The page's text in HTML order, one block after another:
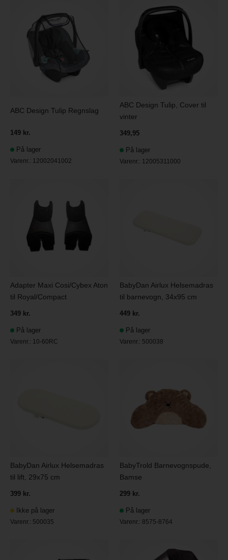
ABC Design Tulip Regnslag
149 kr.
På lager
Varenr.: 12002041002
ABC Design Tulip, Cover til
vinter
349,95
På lager
Varenr.: 12005311000
Adapter Maxi Cosi/Cybex Aton
til Royal/Compact
349 kr.
På lager
Varenr.: 10-60RC
BabyDan Airlux Helsemadras
til barnevogn, 34x95 cm
449 kr.
På lager
Varenr.: 500038
BabyDan Airlux Helsemadras
til lift, 29x75 cm
399 kr.
Ikke på lager
Varenr.: 500035
BabyTrold Barnevognspude,
Bamse
299 kr.
På lager
Varenr.: 8575-8764